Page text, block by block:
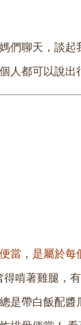
們聊天，談
人都可以說出
當，是屬於每
得啃著雞腿，
是帶白飯配